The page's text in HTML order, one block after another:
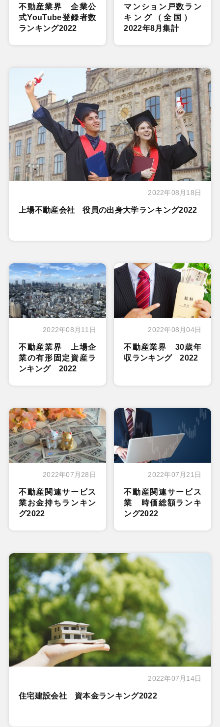
不動産業界 企業公
式YouTube登録者数
ランキング2022
マンション戸数ラン
キング（全国）
2022年8月集計
2022年08月18日
上場不動産会社 役員の出身大学ランキング2022
2022年08月11日
不動産業界 上場企
業の有形固定資産ラ
ンキング 2022
2022年08月04日
不動産業界 30歳年
収ランキング 2022
2022年07月28日
不動産関連サービス
業お金持ちランキン
グ2022
2022年07月21日
不動産関連サービス
業 時価総額ランキ
ング2022
2022年07月14日
住宅建設会社 資本金ランキング2022